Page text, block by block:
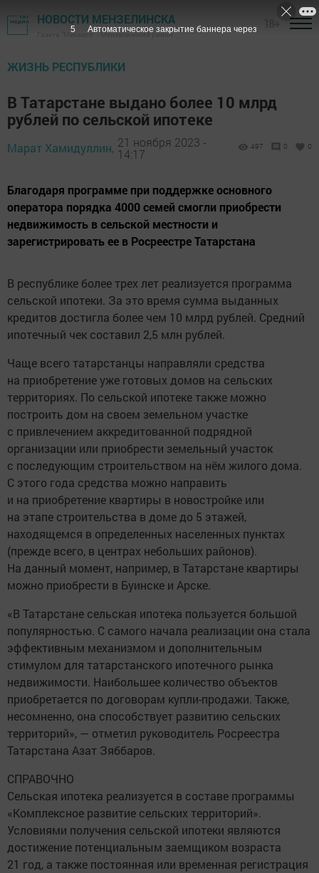
НОВОСТИ МЕНЗЕЛИНСКА
Газета "Мензеля" - Мензелинский район
ЖИЗНЬ РЕСПУБЛИКИ
В Татарстане выдано более 10 млрд
рублей по сельской ипотеке
Марат Хамидуллин, 21 ноября 2023 -
14:17
497 0 0
Благодаря программе при поддержке основного
оператора порядка 4000 семей смогли приобрести
недвижимость в сельской местности и
зарегистрировать ее в Росреестре Татарстана
В республике более трех лет реализуется программа
сельской ипотеки. За это время сумма выданных
кредитов достигла более чем 10 млрд рублей. Средний
ипотечный чек составил 2,5 млн рублей.
Чаще всего татарстанцы направляли средства
на приобретение уже готовых домов на сельских
территориях. По сельской ипотеке также можно
построить дом на своем земельном участке
с привлечением аккредитованной подрядной
организации или приобрести земельный участок
с последующим строительством на нём жилого дома.
С этого года средства можно направить
и на приобретение квартиры в новостройке или
на этапе строительства в доме до 5 этажей,
находящемся в определенных населенных пунктах
(прежде всего, в центрах небольших районов).
На данный момент, например, в Татарстане квартиры
можно приобрести в Буинске и Арске.
«В Татарстане сельская ипотека пользуется большой
популярностью. С самого начала реализации она стала
эффективным механизмом и дополнительным
стимулом для татарстанского ипотечного рынка
недвижимости. Наибольшее количество объектов
приобретается по договорам купли-продажи. Также,
несомненно, она способствует развитию сельских
территорий», — отметил руководитель Росреестра
Татарстана Азат Зяббаров.
СПРАВОЧНО
Сельская ипотека реализуется в составе программы
«Комплексное развитие сельских территорий».
Условиями получения сельской ипотеки являются
достижение потенциальным заемщиком возраста
21 год, а также постоянная или временная регистрация
3 Автоматическое закрытие баннера через